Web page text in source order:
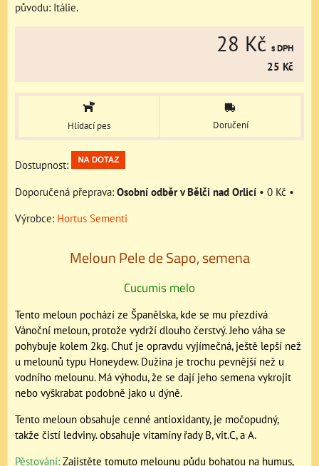
původu: Itálie.
28 Kč s DPH
25 Kč
Hlídací pes Doručení
Dostupnost:
Osobní odběr v Bělči nad Orlicí • 0 Kč •
Výrobce: Hortus Sementi
Meloun Pele de Sapo, semena
Cucumis melo
Tento meloun pochází ze Španělska, kde se mu přezdívá
Vánoční meloun, protože vydrží dlouho čerstvý. Jeho váha se
pohybuje kolem 2kg. Chuť je opravdu vyjímečná, ještě lepší než
u melounů typu Honeydew. Dužina je trochu pevnější než u
vodního melounu. Má výhodu, že se dají jeho semena vykrojit
nebo vyškrabat podobně jako u dýně.
Tento meloun obsahuje cenné antioxidanty, je močopudný,
takže čistí ledviny. obsahuje vitamíny řady B, vit.C, a A.
Pěstování: Zajistěte tomuto melounu půdu bohatou na humus,